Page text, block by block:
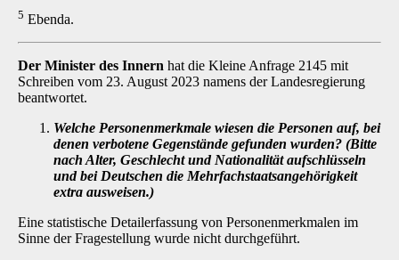
5 Ebenda.
Der Minister des Innern hat die Kleine Anfrage 2145 mit
Schreiben vom 23. August 2023 namens der Landesregierung
beantwortet.
Welche Personenmerkmale wiesen die Personen auf, bei
denen verbotene Gegen­stände gefunden wurden? (Bitte
nach Alter, Geschlecht und Nationalität auf­schlüsseln
und bei Deutschen die Mehrfachstaatsangehörigkeit
extra ausweisen.)
Eine statistische Detailerfassung von Personenmerkmalen im
Sinne der Fragestellung wurde nicht durchgeführt.